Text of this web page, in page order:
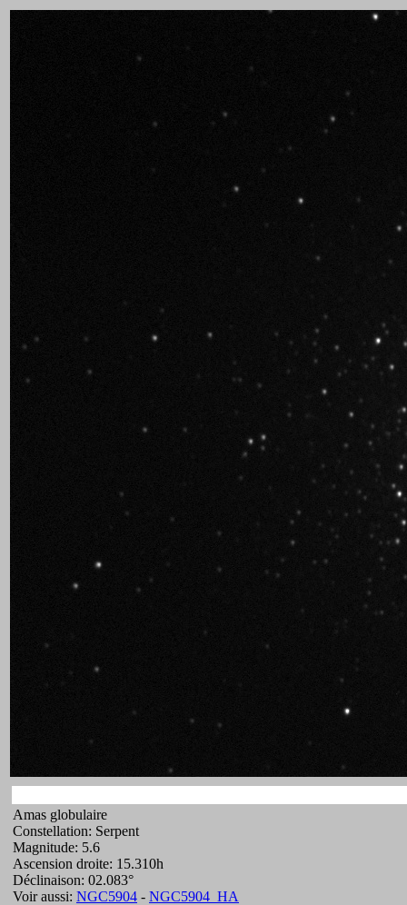
Amas globulaire
Constellation: Serpent
Magnitude: 5.6
Ascension droite: 15.310h
Déclinaison: 02.083°
Voir aussi: NGC5904 - NGC5904_HA